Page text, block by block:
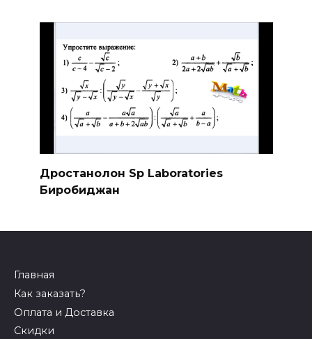
Дростанолон Sp Laboratories
Биробиджан
Главная
Как заказать?
Оплата и Доставка
Скидки